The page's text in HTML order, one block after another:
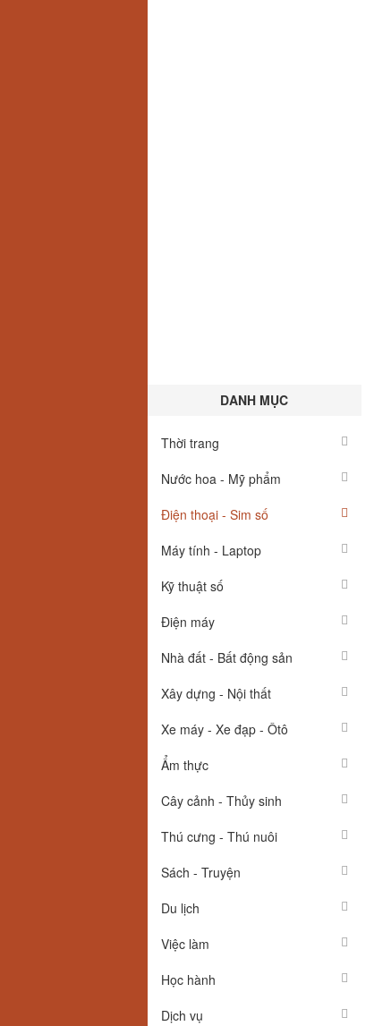
DANH MỤC
Thời trang
Nước hoa - Mỹ phẩm
Điện thoại - Sim số
Máy tính - Laptop
Kỹ thuật số
Điện máy
Nhà đất - Bất động sản
Xây dựng - Nội thất
Xe máy - Xe đạp - Ôtô
Ẩm thực
Cây cảnh - Thủy sinh
Thú cưng - Thú nuôi
Sách - Truyện
Du lịch
Việc làm
Học hành
Dịch vụ